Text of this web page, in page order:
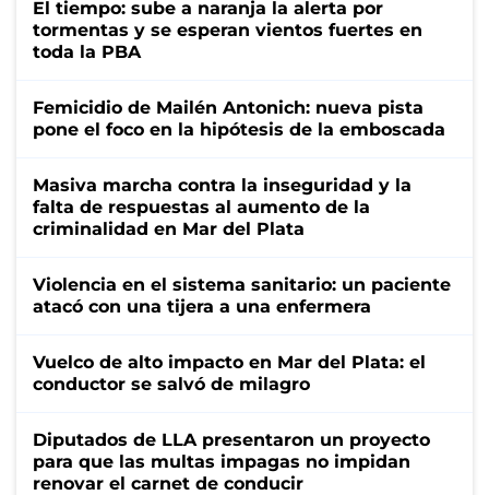
El tiempo: sube a naranja la alerta por
tormentas y se esperan vientos fuertes en
toda la PBA
Femicidio de Mailén Antonich: nueva pista
pone el foco en la hipótesis de la emboscada
Masiva marcha contra la inseguridad y la
falta de respuestas al aumento de la
criminalidad en Mar del Plata
Violencia en el sistema sanitario: un paciente
atacó con una tijera a una enfermera
Vuelco de alto impacto en Mar del Plata: el
conductor se salvó de milagro
Diputados de LLA presentaron un proyecto
para que las multas impagas no impidan
renovar el carnet de conducir